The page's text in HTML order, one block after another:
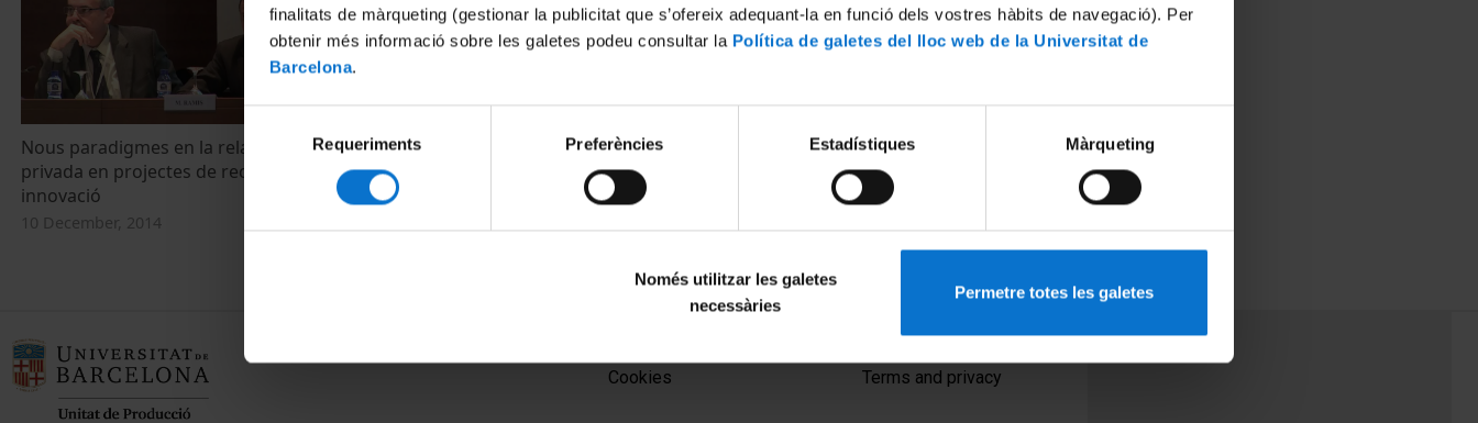
finalitats de màrqueting (gestionar la publicitat que s’ofereix adequant-la en funció dels vostres hàbits de navegació). Per
obtenir més informació sobre les galetes podeu consultar la Política de galetes del lloc web de la Universitat de
Barcelona.
de
consentiment
Requeriments Preferències Estadístiques Màrqueting
Només utilitzar les galetes
necessàries
Permetre totes les galetes
Nous paradigmes en la relació público-
privada en projectes de recerca i
innovació
10 December, 2014
Cookies
PEU 2
Terms and privacy
PEU 3